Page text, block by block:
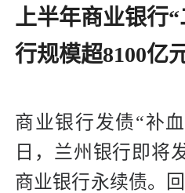
上半年商业银行
行规模超8100亿
商业银行发债“补
日，兰州银行即将
商业银行永续债。